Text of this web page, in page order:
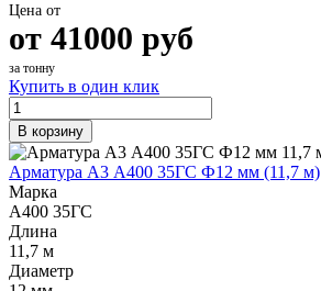
Цена от
от 41000 руб
за тонну
Купить в один клик
В корзину
Арматура А3 А400 35ГС Ф12 мм (11,7 м)
Марка
А400 35ГС
Длина
11,7 м
Диаметр